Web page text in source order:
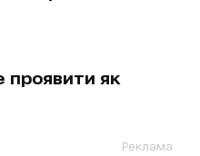
проявити як
Реклама